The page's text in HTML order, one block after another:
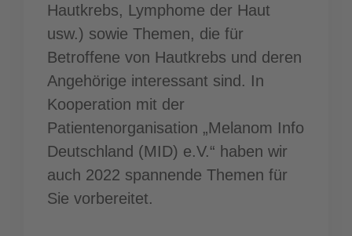
Hautkrebs, Lymphome der Haut
usw.) sowie Themen, die für
Betroffene von Hautkrebs und deren
Angehörige interessant sind. In
Kooperation mit der
Patientenorganisation „Melanom Info
Deutschland (MID) e.V.“ haben wir
auch 2022 spannende Themen für
Sie vorbereitet.